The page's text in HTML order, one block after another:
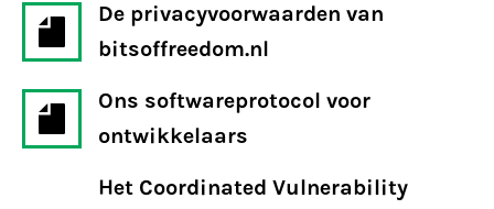
De privacyvoorwaarden van
bitsoffreedom.nl
Ons softwareprotocol voor
ontwikkelaars
Het Coordinated Vulnerability